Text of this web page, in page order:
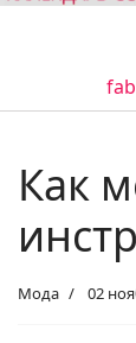
Как
Мода 02